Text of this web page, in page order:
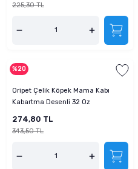
225,30 TL
%20
Oripet Çelik Köpek Mama Kabı
Kabartma Desenli 32 Oz
274,80 TL
343,50 TL